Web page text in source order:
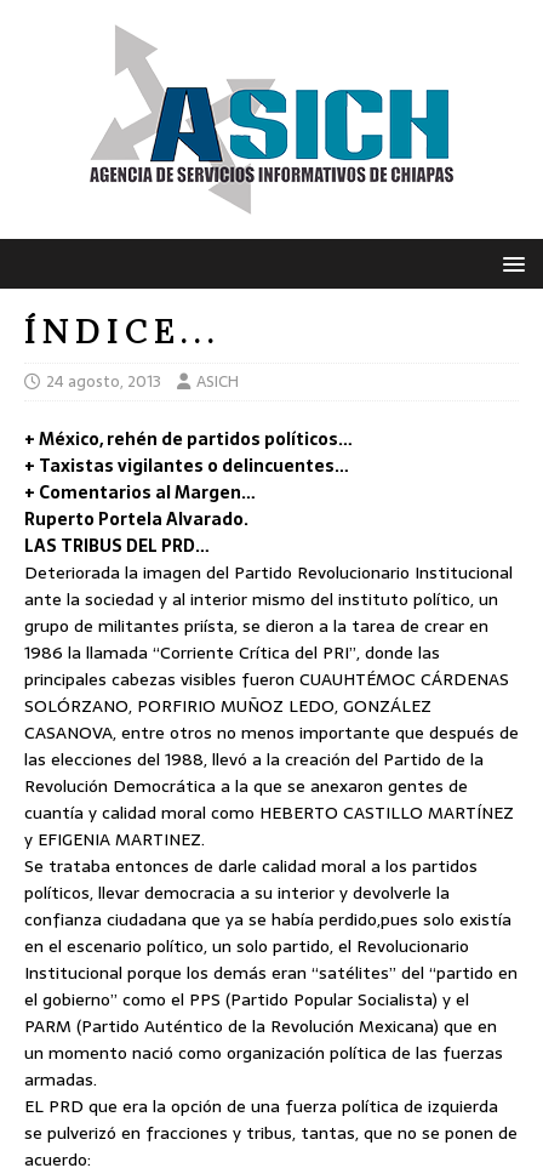
Í N D I C E . . .
24 agosto, 2013 ASICH
+ México, rehén de partidos políticos…
+ Taxistas vigilantes o delincuentes…
+ Comentarios al Margen…
Ruperto Portela Alvarado.
LAS TRIBUS DEL PRD…
Deteriorada la imagen del Partido Revolucionario Institucional
ante la sociedad y al interior mismo del instituto político, un
grupo de militantes priísta, se dieron a la tarea de crearen
1986 la llamada “Corriente Crítica del PRI”, donde las
principales cabezas visibles fueron CUAUHTÉMOC CÁRDENAS
SOLÓRZANO, PORFIRIO MUÑOZ LEDO, GONZÁLEZ
CASANOVA, entre otros no menos importante que después de
las elecciones del 1988, llevó a la creación del Partido de la
Revolución Democrática a la que se anexaron gentes de
cuantía y calidad moral como HEBERTO CASTILLO MARTÍNEZ
y EFIGENIA MARTINEZ.
Se trataba entonces de darle calidad moral a los partidos
políticos, llevar democracia a su interior y devolverle la
confianza ciudadana que ya se había perdido,pues solo existía
en el escenario político, un solo partido, el Revolucionario
Institucional porque los demás eran “satélites” del “partido en
el gobierno” como el PPS (Partido Popular Socialista) y el
PARM (Partido Auténtico de la Revolución Mexicana) que en
un momento nació como organización política de las fuerzas
armadas.
EL PRD que era la opción de una fuerza política de izquierda
se pulverizó en fracciones y tribus, tantas, que no se ponen de
acuerdo: